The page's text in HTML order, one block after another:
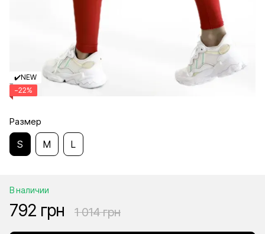
✔️NEW
−22%
Размер
S M L
В наличии
792 грн 1 014 грн